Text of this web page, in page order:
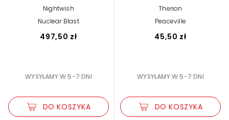
Nightwish
Nuclear Blast
497,50 zł
WYSYŁAMY W 5-7 DNI
DO KOSZYKA
Therion
Peaceville
45,50 zł
WYSYŁAMY W 5-7 DNI
DO KOSZYKA